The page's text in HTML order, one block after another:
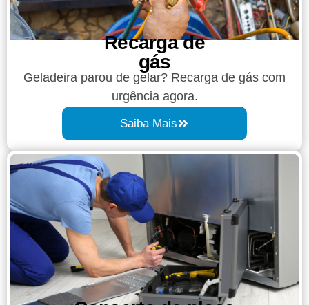
Recarga de
gás
Geladeira parou de gelar? Recarga de gás com
urgência agora.
Saiba Mais